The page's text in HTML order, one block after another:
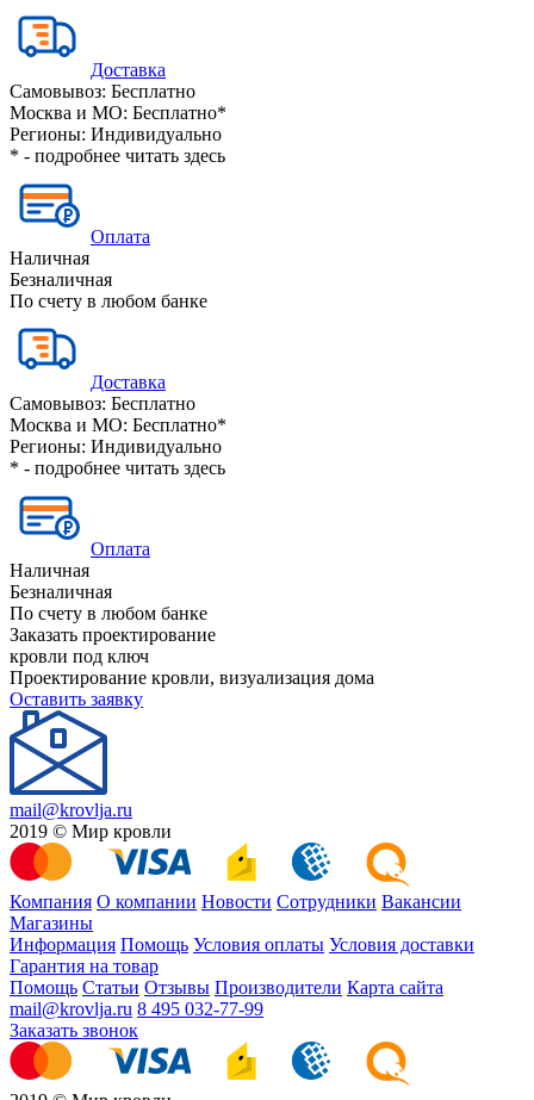
Доставка
Самовывоз: Бесплатно
Москва и МО: Бесплатно*
Регионы: Индивидуально
* - подробнее читать здесь
Оплата
Наличная
Безналичная
По счету в любом банке
Доставка
Самовывоз: Бесплатно
Москва и МО: Бесплатно*
Регионы: Индивидуально
* - подробнее читать здесь
Оплата
Наличная
Безналичная
По счету в любом банке
Заказать проектирование
кровли под ключ
Проектирование кровли, визуализация дома
Оставить заявку
mail@krovlja.ru
2019 © Мир кровли
Компания О компании Новости Сотрудники Вакансии
Магазины
Информация Помощь Условия оплаты Условия доставки
Гарантия на товар
Помощь Статьи Отзывы Производители Карта сайта
mail@krovlja.ru 8 495 032-77-99
Заказать звонок